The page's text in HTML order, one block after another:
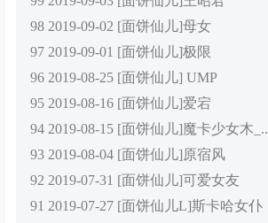
98 2019-09-02 [面饼仙儿]母女
97 2019-09-01 [面饼仙儿]极限
96 2019-08-25 [面饼仙儿] UMP
95 2019-08-16 [面饼仙儿]爱宕
94 2019-08-15 [面饼仙儿]魔卡少女木_..
93 2019-08-04 [面饼仙儿]原宿风
92 2019-07-31 [面饼仙儿]可爱女友
91 2019-07-27 [面饼仙儿L]斯卡哈女仆